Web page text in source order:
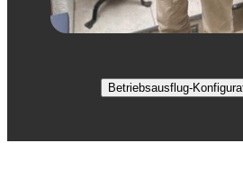
Betriebsausflug-